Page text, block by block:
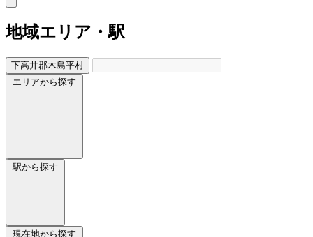
地域エリア・駅
下高井郡木島平村
エリアから探す
駅から探す
現在地から探す